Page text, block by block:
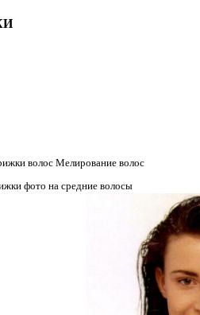
волос Мелирование волос
фото на средние волосы